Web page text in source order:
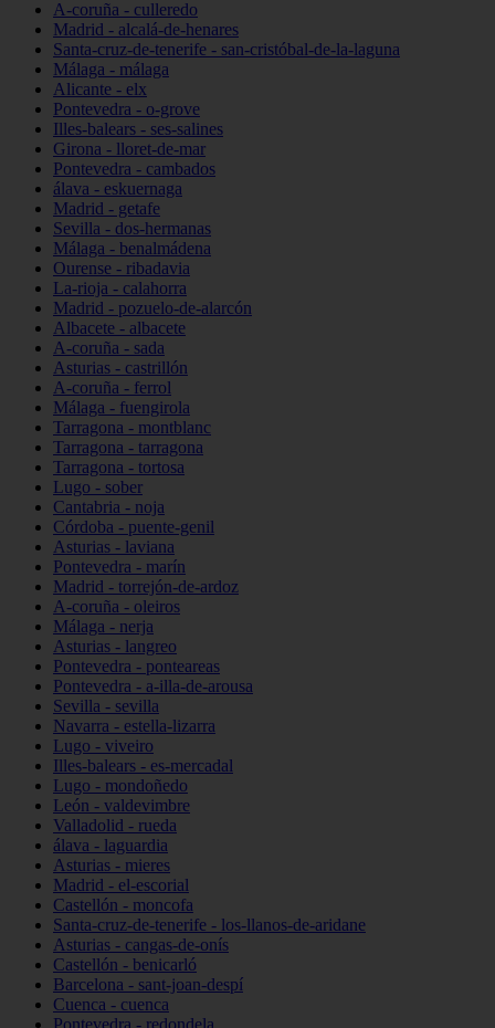
A-coruña - culleredo
Madrid - alcalá-de-henares
Santa-cruz-de-tenerife - san-cristóbal-de-la-laguna
Málaga - málaga
Alicante - elx
Pontevedra - o-grove
Illes-balears - ses-salines
Girona - lloret-de-mar
Pontevedra - cambados
álava - eskuernaga
Madrid - getafe
Sevilla - dos-hermanas
Málaga - benalmádena
Ourense - ribadavia
La-rioja - calahorra
Madrid - pozuelo-de-alarcón
Albacete - albacete
A-coruña - sada
Asturias - castrillón
A-coruña - ferrol
Málaga - fuengirola
Tarragona - montblanc
Tarragona - tarragona
Tarragona - tortosa
Lugo - sober
Cantabria - noja
Córdoba - puente-genil
Asturias - laviana
Pontevedra - marín
Madrid - torrejón-de-ardoz
A-coruña - oleiros
Málaga - nerja
Asturias - langreo
Pontevedra - ponteareas
Pontevedra - a-illa-de-arousa
Sevilla - sevilla
Navarra - estella-lizarra
Lugo - viveiro
Illes-balears - es-mercadal
Lugo - mondoñedo
León - valdevimbre
Valladolid - rueda
álava - laguardia
Asturias - mieres
Madrid - el-escorial
Castellón - moncofa
Santa-cruz-de-tenerife - los-llanos-de-aridane
Asturias - cangas-de-onís
Castellón - benicarló
Barcelona - sant-joan-despí
Cuenca - cuenca
Pontevedra - redondela